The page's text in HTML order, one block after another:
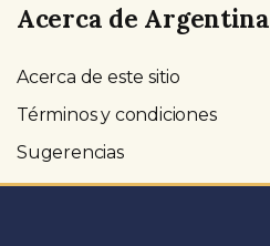
Acerca de
Acerca de este sitio
Términos y condiciones
Sugerencias